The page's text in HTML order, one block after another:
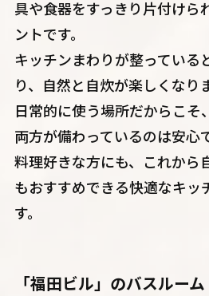
具や食器をすっきり片付けら
ントです。
キッチンまわりが整っている
り、自然と自炊が楽しくなり
日常的に使う場所だからこそ
両方が備わっているのは安心
料理好きな方にも、これから
もおすすめできる快適なキッ
す。
「福田ビル」のバスルーム